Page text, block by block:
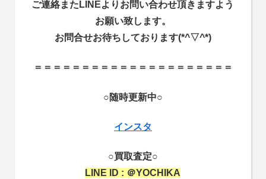
ご連絡またLINEよりお問い合わせ頂きますよう
お願い致します。
お問合せお待ちしております(*^▽^*)
＝＝＝＝＝ ＝＝＝＝＝ ＝＝＝＝＝ ＝＝＝＝＝ ＝
○随時更新中○
インスタ
○買取査定○
LINE ID : ＠YOCHIKA